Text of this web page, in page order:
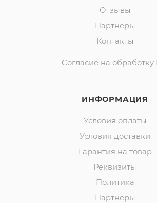
Отзывы
Партнеры
Контакты
Согласие на
ИНФОРМАЦИЯ
Условия оплаты
Условия доставки
Гарантия на товар
Реквизиты
Политика
Партнеры